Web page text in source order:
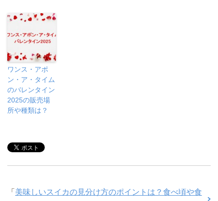
ワンス・アポ
ン・ア・タイム
のバレンタイン
2025の販売場
所や種類は？
「 美味しいスイカの見分け方のポイントは？食べ頃や食